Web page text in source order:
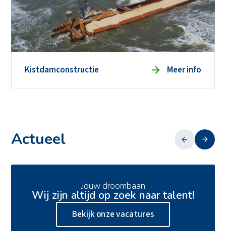
Kistdamconstructie Meer info
Actueel
Zero emissie heien
Jouw droombaan
Wij zijn altijd op zoek naar talent!
Bekijk onze vacatures